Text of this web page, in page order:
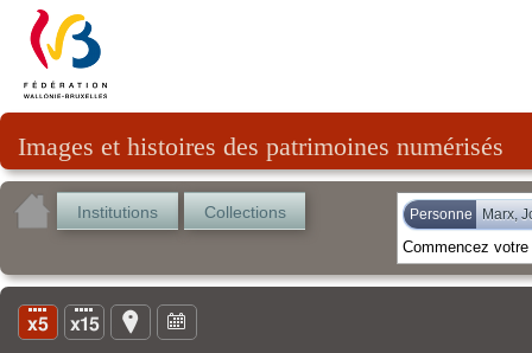
Images et histoires des patrimoines numérisés
Institutions Collections Personne Marx,